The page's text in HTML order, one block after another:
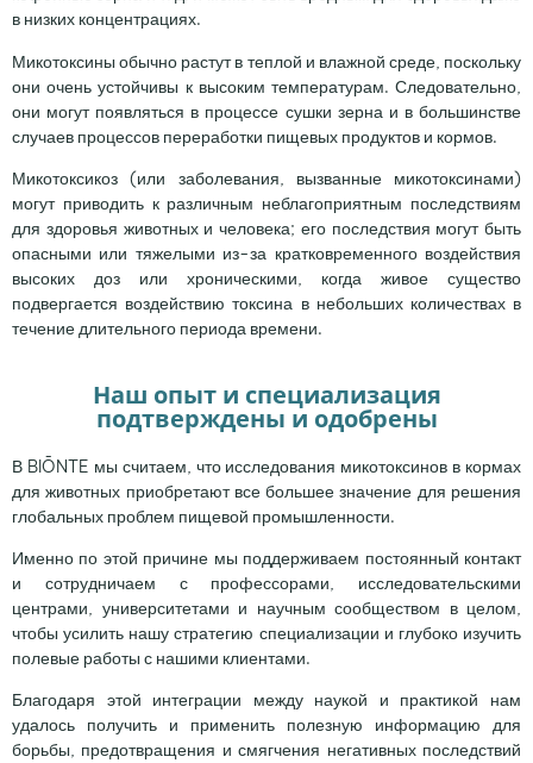
в низких концентрациях.
Микотоксины обычно растут в теплой и влажной среде, поскольку
они очень устойчивы к высоким температурам. Следовательно,
они могут появляться в процессе сушки зерна и в большинстве
случаев процессов переработки пищевых продуктов и кормов.
Микотоксикоз (или заболевания, вызванные микотоксинами)
могут приводить к различным неблагоприятным последствиям
для здоровья животных и человека; его последствия могут быть
опасными или тяжелыми из-за кратковременного воздействия
высоких доз или хроническими, когда живое существо
подвергается воздействию токсина в небольших количествах в
течение длительного периода времени.
Наш опыт и специализация
подтверждены и одобрены
В BIŌNTE мы считаем, что исследования микотоксинов в кормах
для животных приобретают все большее значение для решения
глобальных проблем пищевой промышленности.
Именно по этой причине мы поддерживаем постоянный контакт
и сотрудничаем с профессорами, исследовательскими
центрами, университетами и научным сообществом в целом,
чтобы усилить нашу стратегию специализации и глубоко изучить
полевые работы с нашими клиентами.
Благодаря этой интеграции между наукой и практикой нам
удалось получить и применить полезную информацию для
борьбы, предотвращения и смягчения негативных последствий